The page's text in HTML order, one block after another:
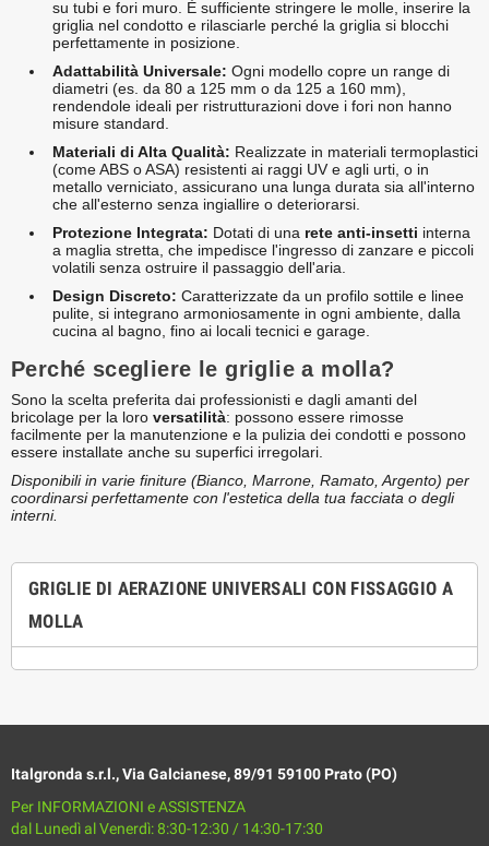
GRIGLIE DI AERAZIONE UNIVERSALI CON FISSAGGIO A
MOLLA
su tubi e fori muro. È sufficiente stringere le molle, inserire la
griglia nel condotto e rilasciarle perché la griglia si blocchi
perfettamente in posizione.
Adattabilità Universale: Ogni modello copre un range di
diametri (es. da 80 a 125 mm o da 125 a 160 mm),
rendendole ideali per ristrutturazioni dove i fori non hanno
misure standard.
Materiali di Alta Qualità: Realizzate in materiali termoplastici
(come ABS o ASA) resistenti ai raggi UV e agli urti, o in
metallo verniciato, assicurano una lunga durata sia all'interno
che all'esterno senza ingiallire o deteriorarsi.
Protezione Integrata: Dotati di una rete anti-insetti interna
a maglia stretta, che impedisce l'ingresso di zanzare e piccoli
volatili senza ostruire il passaggio dell'aria.
Design Discreto: Caratterizzate da un profilo sottile e linee
pulite, si integrano armoniosamente in ogni ambiente, dalla
cucina al bagno, fino ai locali tecnici e garage.
Perché scegliere le griglie a molla?
Sono la scelta preferita dai professionisti e dagli amanti del
bricolage per la loro versatilità: possono essere rimosse
facilmente per la manutenzione e la pulizia dei condotti e possono
essere installate anche su superfici irregolari.
Disponibili in varie finiture (Bianco, Marrone, Ramato, Argento) per
coordinarsi perfettamente con l'estetica della tua facciata o degli
interni.
Italgronda s.r.l., Via Galcianese, 89/91 59100 Prato (PO)
Per INFORMAZIONI e ASSISTENZA
dal Lunedì al Venerdì: 8:30-12:30 / 14:30-17:30